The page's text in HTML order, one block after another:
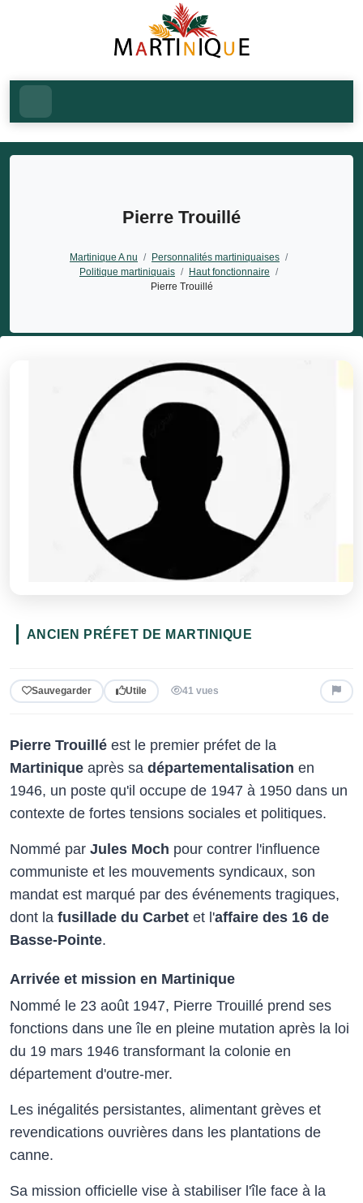
Pierre Trouillé
Martinique A nu / Personnalités martiniquaises /
Politique martiniquais / Haut fonctionnaire
/
Pierre Trouillé
ANCIEN PRÉFET DE MARTINIQUE
Sauvegarder Utile 41 vues
Pierre Trouillé est le premier préfet de la
Martinique après sa départementalisation en
1946, un poste qu'il occupe de 1947 à 1950 dans un
contexte de fortes tensions sociales et politiques.
Nommé par Jules Moch pour contrer l'influence
communiste et les mouvements syndicaux, son
mandat est marqué par des événements tragiques,
dont la fusillade du Carbet et l'affaire des 16 de
Basse-Pointe.
Arrivée et mission en Martinique
Nommé le 23 août 1947, Pierre Trouillé prend ses
fonctions dans une île en pleine mutation après la loi
du 19 mars 1946 transformant la colonie en
département d'outre-mer.
Les inégalités persistantes, alimentant grèves et
revendications ouvrières dans les plantations de
canne.
Sa mission officielle vise à stabiliser l'île face à la